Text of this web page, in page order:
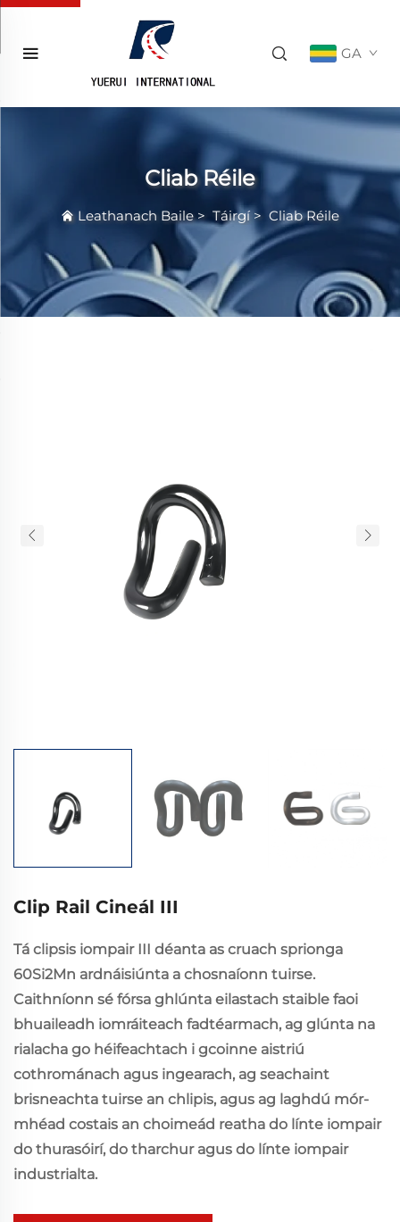
GA
Cliab Réile
Leathanach Baile> Táirgí> Cliab Réile
Clip Rail Cineál III
Tá clipsis iompair III déanta as cruach sprionga
60Si2Mn ardnáisiúnta a chosnaíonn tuirse.
Caithníonn sé fórsa ghlúnta eilastach staible faoi
bhuaileadh iomráiteach fadtéarmach, ag glúnta na
rialacha go héifeachtach i gcoinne aistriú
cothrománach agus ingearach, ag seachaint
brisneachta tuirse an chlipis, agus ag laghdú mór-
mhéad costais an choimeád reatha do línte iompair
do thurasóirí, do tharchur agus do línte iompair
industrialta.